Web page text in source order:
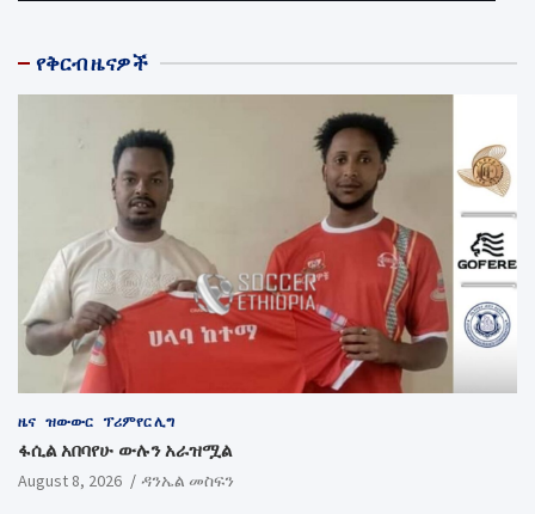
የቅርብ ዜናዎች
ዜና ዝውውር ፕሪምየር ሊግ
ፋሲል አበባየሁ ውሉን አራዝሟል
August 8, 2026 ዳንኤል መስፍን